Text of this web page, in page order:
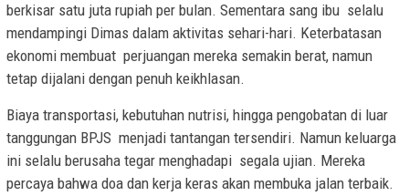
berkisar satu juta rupiah per bulan. Sementara sang ibu selalu
mendampingi Dimas dalam aktivitas sehari-hari. Keterbatasan
ekonomi membuat perjuangan mereka semakin berat, namun
tetap dijalani dengan penuh keikhlasan.
Biaya transportasi, kebutuhan nutrisi, hingga pengobatan di luar
tanggungan BPJS menjadi tantangan tersendiri. Namun keluarga
ini selalu berusaha tegar menghadapi segala ujian. Mereka
percaya bahwa doa dan kerja keras akan membuka jalan terbaik.